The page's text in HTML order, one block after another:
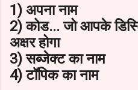
1) अपना नाम
2) कोड... जो आपके
अक्षर होगा
3) सब्जेक्ट का नाम
4) टॉपिक का नाम